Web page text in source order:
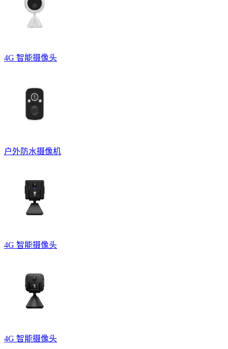
4G 智能摄像头
户外防水摄像机
4G 智能摄像头
4G 智能摄像头